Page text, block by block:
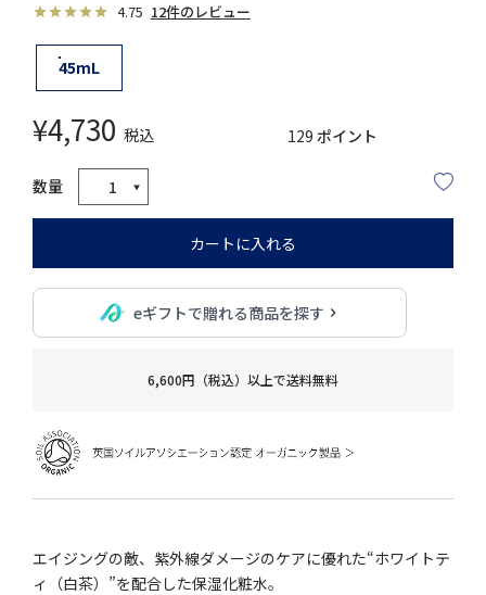
4.75 12件のレビュー
45mL
¥4,730 税込 129 ポイント
カートに入れる
eギフトで贈れる商品を探す
6,600円（税込）以上で送料無料
エイジングの敵、紫外線ダメージのケアに優れた“ホワイトテ
ィ（白茶）”を配合した保湿化粧水。